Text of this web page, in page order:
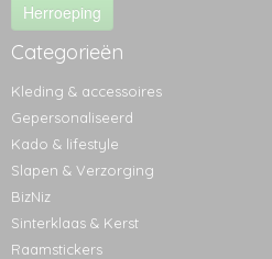
Herroeping
Categorieën
Kleding & accessoires
Gepersonaliseerd
Kado & lifestyle
Slapen & Verzorging
BizNiz
Sinterklaas & Kerst
Raamstickers